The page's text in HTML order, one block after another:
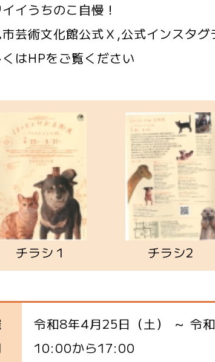
イうちのこ自慢！
芸術文化館公式Ｘ,公式インスタ
はHPをご覧ください
チラシ１ チラシ2
令和8年4月25日（土） ～ 令
10:00から17:00